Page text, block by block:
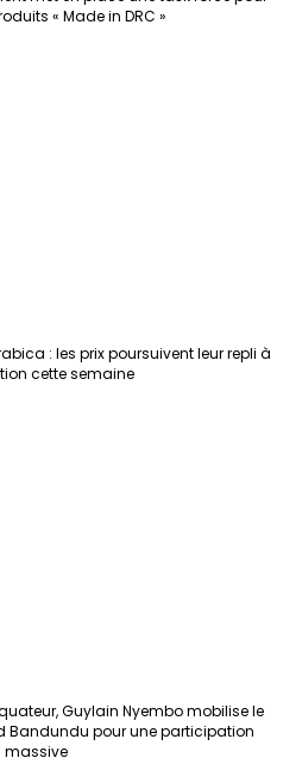
« Made in DRC »
: les prix poursuivent leur repli à
cette semaine
Guylain Nyembo mobilise le
Bandundu pour une participation
massive